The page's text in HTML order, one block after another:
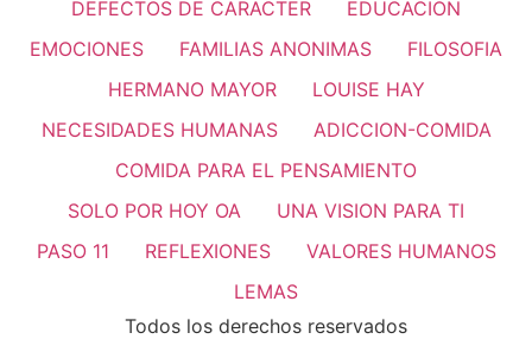
DEFECTOS DE CARACTER
EDUCACION
EMOCIONES
FAMILIAS ANONIMAS
FILOSOFIA
HERMANO MAYOR
LOUISE HAY
NECESIDADES HUMANAS
ADICCION-COMIDA
COMIDA PARA EL PENSAMIENTO
SOLO POR HOY OA
UNA VISION PARA TI
PASO 11
REFLEXIONES
VALORES HUMANOS
LEMAS
Todos los derechos reservados